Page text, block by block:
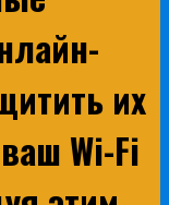
их
Wi-Fi